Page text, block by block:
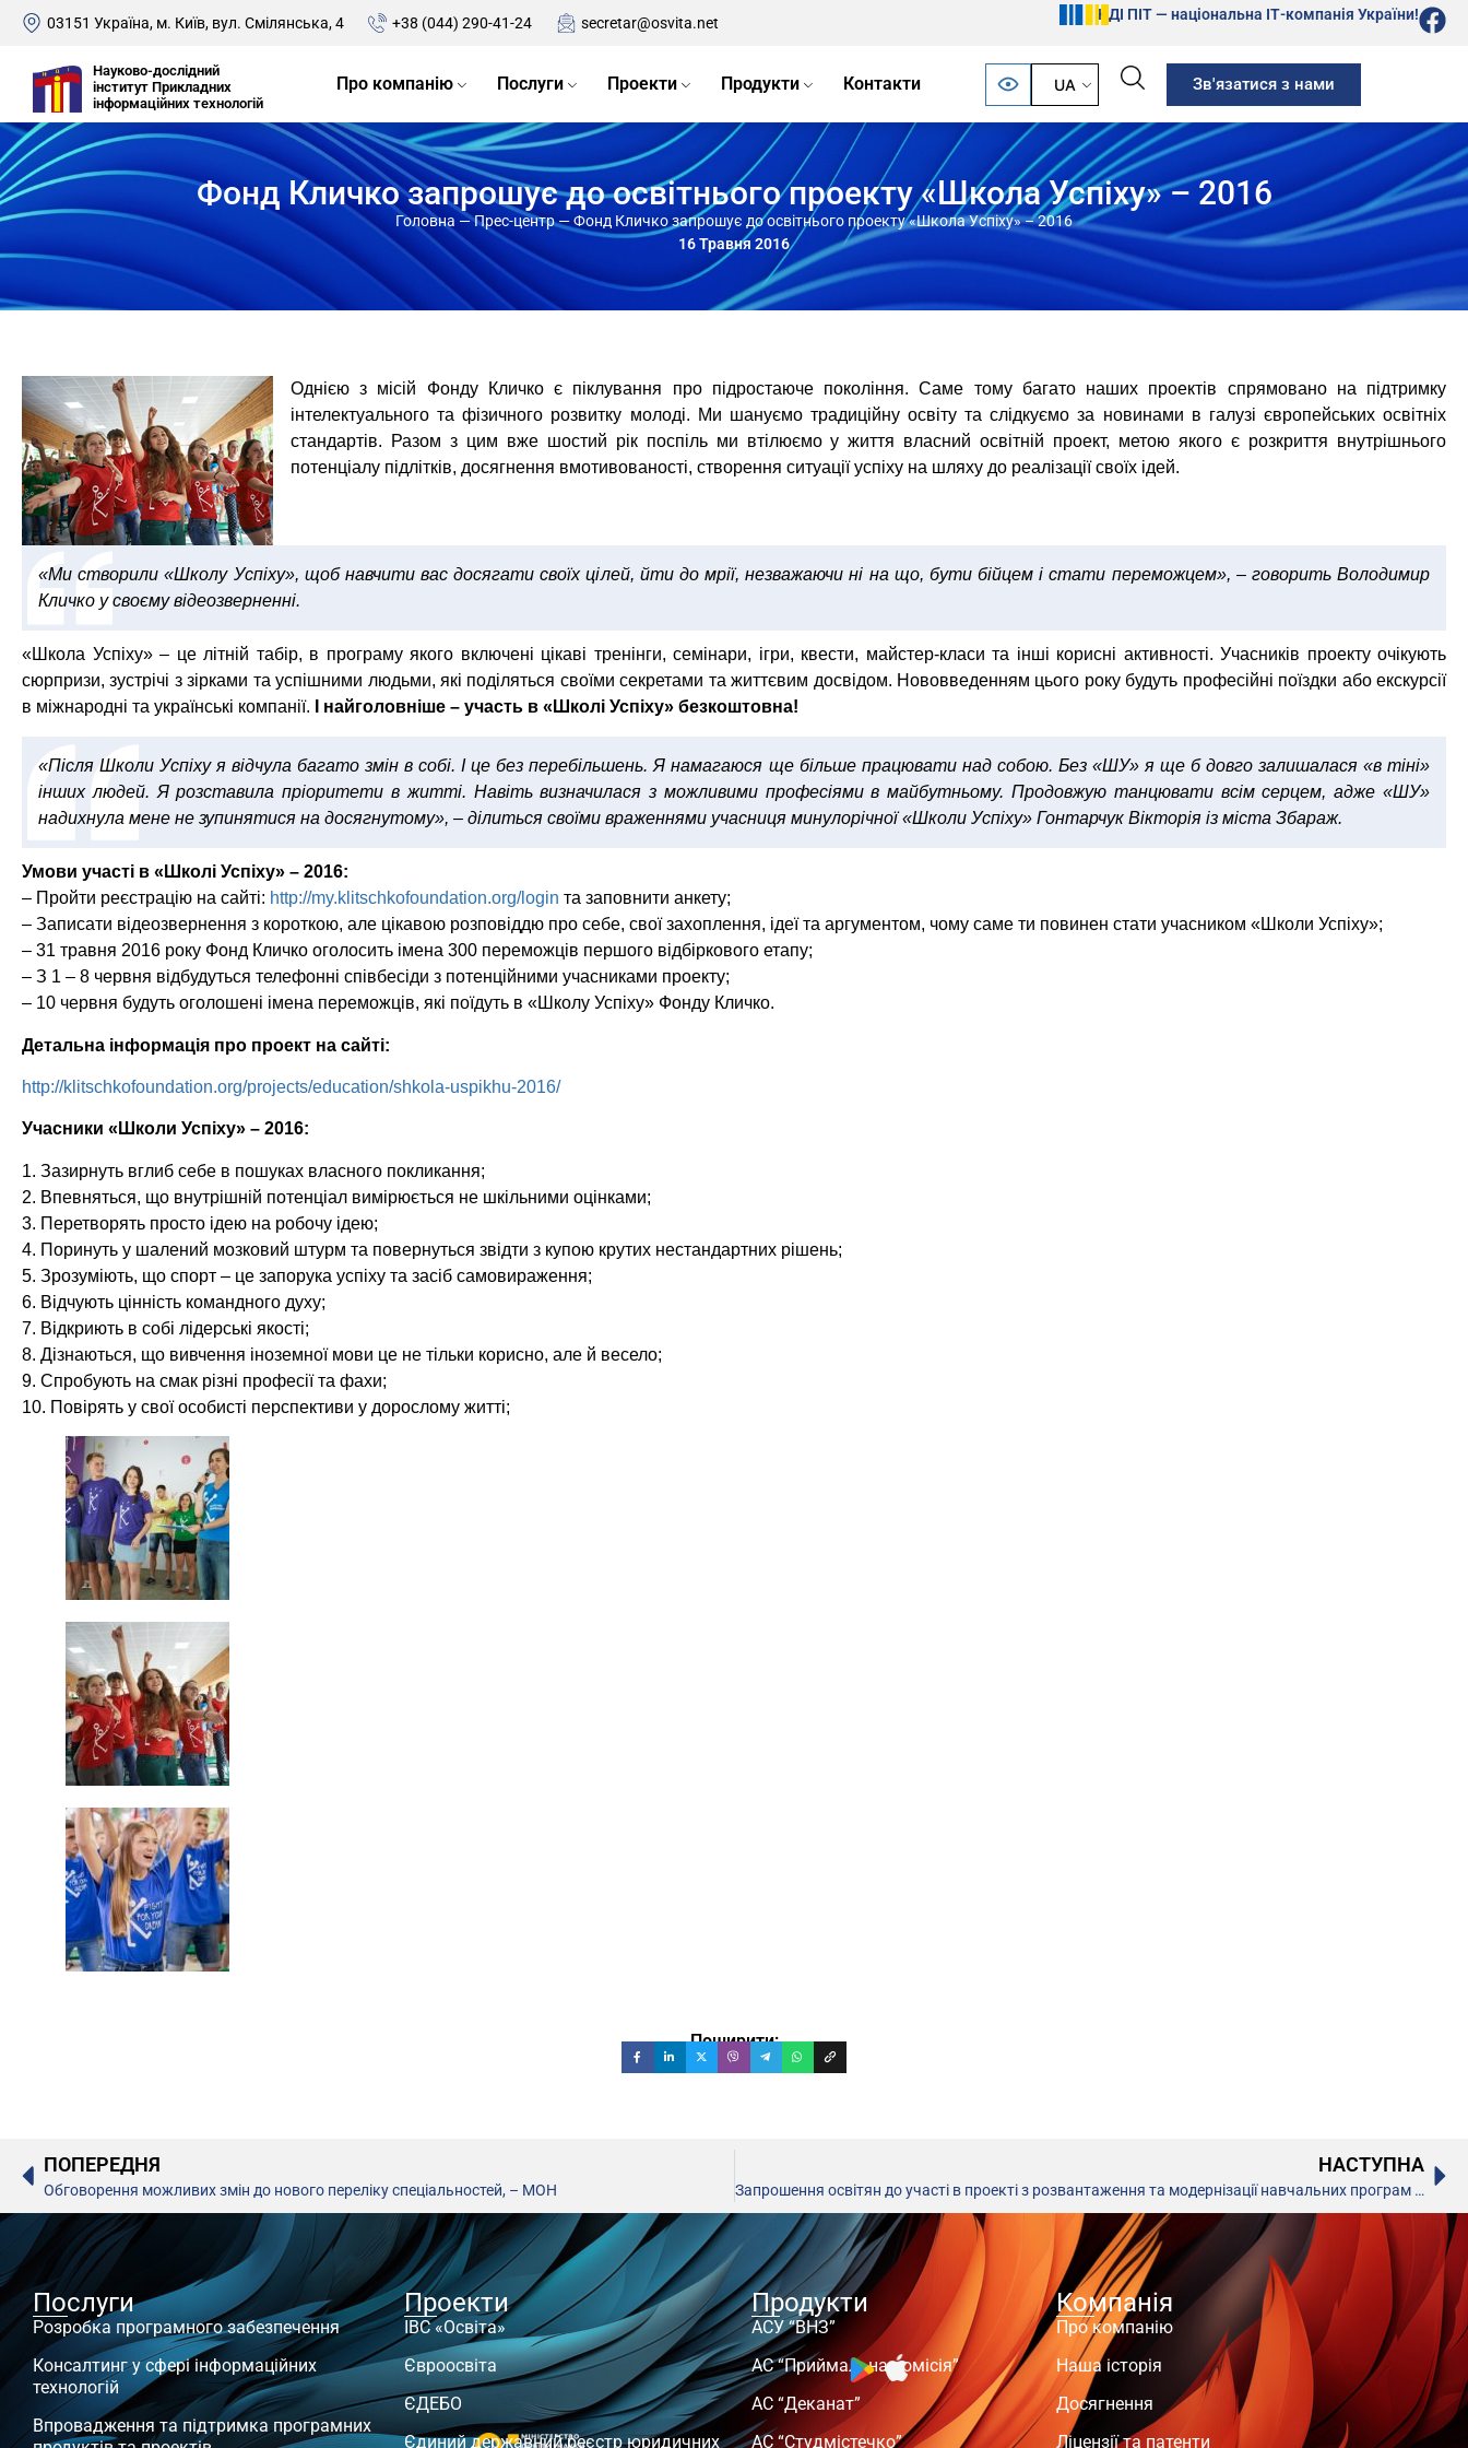
03151 Україна, м. Київ, вул. Смілянська, 4 +38 (044) 290-41-24 secretar@osvita.net
НДІ ПІТ — національна ІТ-компанія України!
Науково-дослідний
інститут Прикладних
інформаційних технологій
Про компанію Послуги Проекти Продукти Контакти UA Зв'язатися з нами
Фонд Кличко запрошує до освітнього проекту «Школа Успіху» – 2016
Головна —Прес-центр—Фонд Кличко запрошує до освітнього проекту «Школа Успіху» – 2016
16 Травня 2016
Однією з місій Фонду Кличко є піклування про підростаюче покоління. Саме тому багато наших проектів спрямовано на підтримку
інтелектуального та фізичного розвитку молоді. Ми шануємо традиційну освіту та слідкуємо за новинами в галузі європейських освітніх
стандартів. Разом з цим вже шостий рік поспіль ми втілюємо у життя власний освітній проект, метою якого є розкриття внутрішнього
потенціалу підлітків, досягнення вмотивованості, створення ситуації успіху на шляху до реалізації своїх ідей.
«Ми створили «Школу Успіху», щоб навчити вас досягати своїх цілей, йти до мрії, незважаючи ні на що, бути бійцем і стати переможцем», – говорить Володимир
Кличко у своєму відеозверненні.
«Школа Успіху» – це літній табір, в програму якого включені цікаві тренінги, семінари, ігри, квести, майстер-класи та інші корисні активності. Учасників проекту очікують
сюрпризи, зустрічі з зірками та успішними людьми, які поділяться своїми секретами та життєвим досвідом. Нововведенням цього року будуть професійні поїздки або екскурсії
в міжнародні та українські компанії.
І найголовніше – участь в «Школі Успіху» безкоштовна!
«Після Школи Успіху я відчула багато змін в собі. І це без перебільшень. Я намагаюся ще більше працювати над собою. Без «ШУ» я ще б довго залишалася «в тіні»
інших людей. Я розставила пріоритети в житті. Навіть визначилася з можливими професіями в майбутньому. Продовжую танцювати всім серцем, адже «ШУ»
надихнула мене не зупинятися на досягнутому», – ділиться своїми враженнями учасниця минулорічної «Школи Успіху» Гонтарчук Вікторія із міста Збараж.
Умови участі в «Школі Успіху» – 2016:
– Пройти реєстрацію на сайті: http://my.klitschkofoundation.org/login та заповнити анкету;
– Записати відеозвернення з короткою, але цікавою розповіддю про себе, свої захоплення, ідеї та аргументом, чому саме ти повинен стати учасником «Школи Успіху»;
– 31 травня 2016 року Фонд Кличко оголосить імена 300 переможців першого відбіркового етапу;
– З 1 – 8 червня відбудуться телефонні співбесіди з потенційними учасниками проекту;
– 10 червня будуть оголошені імена переможців, які поїдуть в «Школу Успіху» Фонду Кличко.
Детальна інформація про проект на сайті:
http://klitschkofoundation.org/projects/education/shkola-uspikhu-2016/
Учасники «Школи Успіху» – 2016:
1. Зазирнуть вглиб себе в пошуках власного покликання;
2. Впевняться, що внутрішній потенціал вимірюється не шкільними оцінками;
3. Перетворять просто ідею на робочу ідею;
4. Поринуть у шалений мозковий штурм та повернуться звідти з купою крутих нестандартних рішень;
5. Зрозуміють, що спорт – це запорука успіху та засіб самовираження;
6. Відчують цінність командного духу;
7. Відкриють в собі лідерські якості;
8. Дізнаються, що вивчення іноземної мови це не тільки корисно, але й весело;
9. Спробують на смак різні професії та фахи;
10. Повірять у свої особисті перспективи у дорослому житті;
Поширити:
ПОПЕРЕДНЯ
Обговорення можливих змін до нового переліку спеціальностей, – МОН
НАСТУПНА
Запрошення освітян до участі в проекті з розвантаження та модернізації навчальних програм для 1-4 класів, – МОН
Послуги
Розробка програмного забезпечення
Консалтинг у сфері інформаційних
технологій
Впровадження та підтримка програмних
Проекти
ІВС «Освіта»
Євроосвіта
ЄДЕБО
Єдиний державний реєстр юридичних
Продукти
АСУ “ВНЗ”
АС “Приймальна комісія”
АС “Деканат”
АС “Студмістечко”
Компанія
Про компанію
Наша історія
Досягнення
Ліцензії та патенти